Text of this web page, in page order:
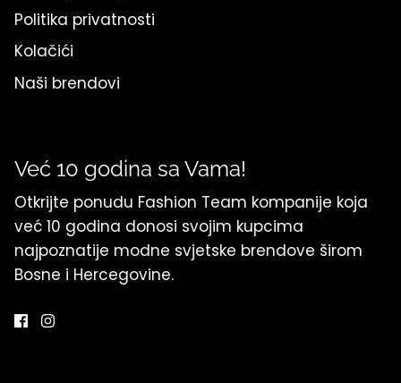
Politika privatnosti
Kolačići
Naši brendovi
Već 10 godina sa Vama!
Otkrijte ponudu Fashion Team kompanije koja
već 10 godina donosi svojim kupcima
najpoznatije modne svjetske brendove širom
Bosne i Hercegovine.